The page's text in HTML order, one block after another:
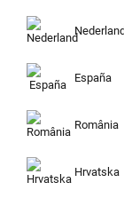
Nederland
España
România
Hrvatska